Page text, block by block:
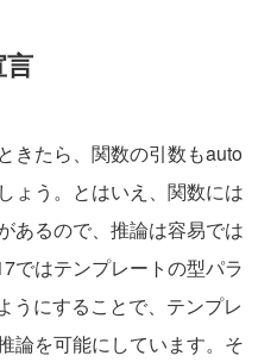
きたら、関数の引数もauto
ょう。とはいえ、関数には
あるので、推論は容易では
ではテンプレートの型パラ
うにすることで、テンプレ
論を可能にしています。そ